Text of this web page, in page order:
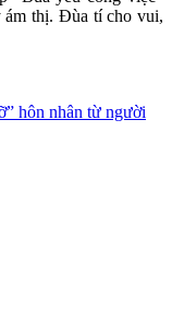
thị. Đùa tí cho vui,
hôn nhân từ người